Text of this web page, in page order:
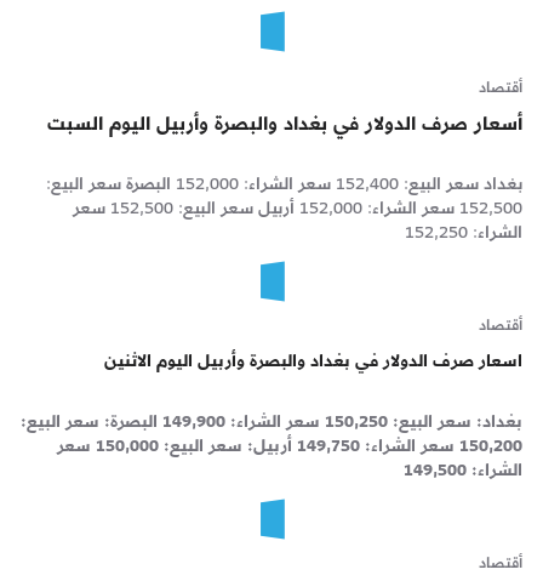
أقتصاد
أسعار صرف الدولار في بغداد والبصرة وأربيل اليوم السبت
بغداد سعر البيع: 152,400 سعر الشراء: 152,000 البصرة سعر البيع:
152,500 سعر الشراء: 152,000 أربيل سعر البيع: 152,500 سعر
الشراء: 152,250
أقتصاد
اسعار صرف الدولار في بغداد والبصرة وأربيل اليوم الاثنين
بغداد: سعر البيع: 150,250 سعر الشراء: 149,900 البصرة: سعر البيع:
150,200 سعر الشراء: 149,750 أربيل: سعر البيع: 150,000 سعر
الشراء: 149,500
أقتصاد